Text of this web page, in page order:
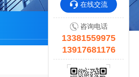
在线交流
咨询电话
13381559975
13917681176